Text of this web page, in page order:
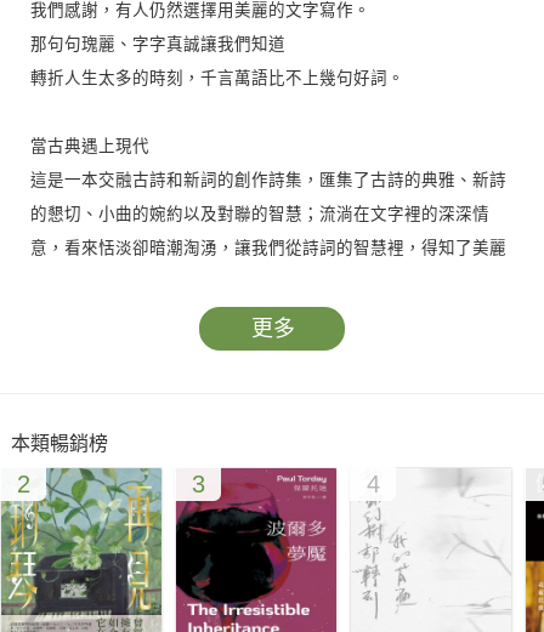
我們感謝，有人仍然選擇用美麗的文字寫作。
那句句瑰麗、字字真誠讓我們知道
轉折人生太多的時刻，千言萬語比不上幾句好詞。
當古典遇上現代
這是一本交融古詩和新詞的創作詩集，匯集了古詩的典雅、新詩
的懇切、小曲的婉約以及對聯的智慧；流淌在文字裡的深深情
意，看來恬淡卻暗潮淘湧，讓我們從詩詞的智慧裡，得知了美麗
人能夠透過工整的字詞對仗，重新領略一字一詞的簡單興味；這
對習慣了濃詞豔曲的現代人來說，就像一縷清新，格外讓人回味
無窮。
◎所有白話文無法道盡的人生體悟，都在古詩詞裡娓娓訴說。那
些詩詞裡反覆吟詠的楓紅、蒼穹、明月、青山，都交織成一個超
更多
本類暢銷榜
2 3 4